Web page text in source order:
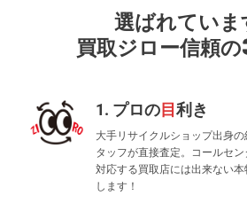
選ばれていま
買取ジロー信頼
1. プロの目利き
大手リサイクルショップ出身
タッフが直接査定。コールセ
対応する買取店には出来ない
します！